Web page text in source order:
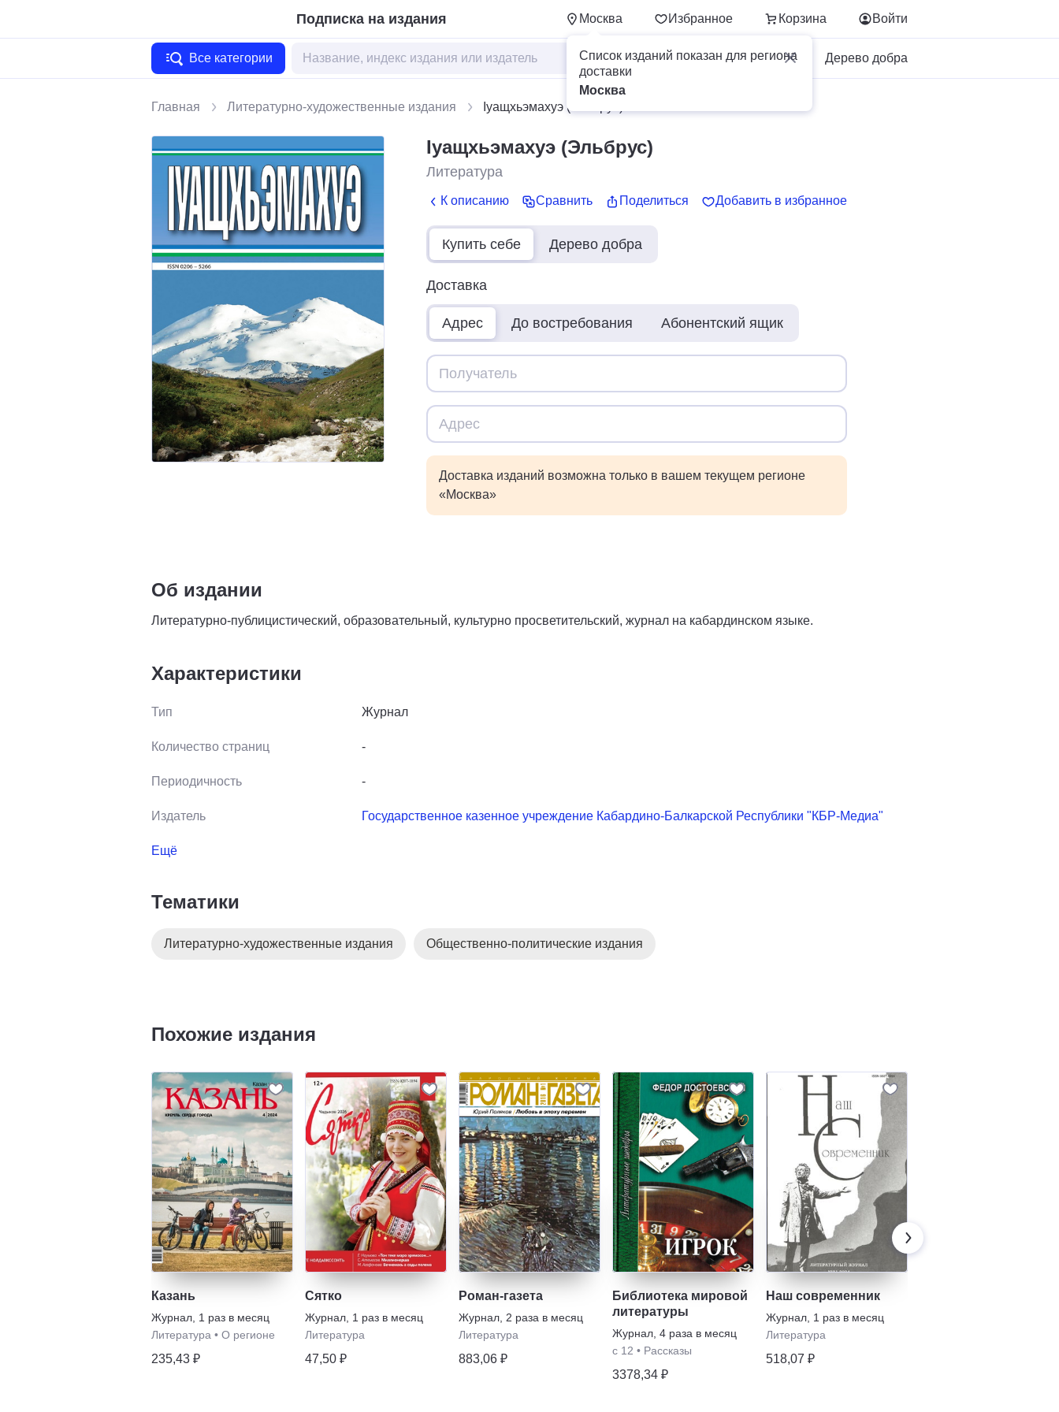
Подписка на издания Москва Избранное Корзина
Список изданий показан для региона
доставки
Москва
Войти
Все категории Для бизнеса Дерево добра
Главная Литературно-художественные издания Iуащхьэмахуэ (Эльбрус)
Iуащхьэмахуэ (Эльбрус)
Литература
К описанию Сравнить Поделиться Добавить в избранное
Купить себе Дерево добра
Доставка
Адрес До востребования Абонентский ящик
Доставка изданий возможна только в вашем текущем регионе
«Москва»
Об издании
Литературно-публицистический, образовательный, культурно просветительский, журнал на кабардинском языке.
Характеристики
Тип Журнал
Количество страниц -
Периодичность -
Издатель Государственное казенное учреждение Кабардино-Балкарской Республики "КБР-Медиа"
Ещё
Тематики
Литературно-художественные издания Общественно-политические издания
Похожие издания
Казань
Журнал 1 раз в месяц
Литература • О регионе
235,43 ₽
Сятко
Журнал 1 раз в месяц
Литература
47,50 ₽
Роман-газета
Журнал 2 раза в месяц
Литература
883,06 ₽
Библиотека мировой
литературы
Журнал 4 раза в месяц
с 12 • Рассказы
3378,34 ₽
Наш современник
Журнал 1 раз в месяц
Литература
518,07 ₽